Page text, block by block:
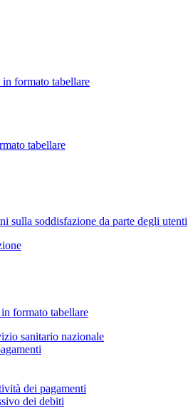
formato tabellare
tabellare
sulla soddisfazione da parte degli utenti
formato tabellare
sanitario nazionale
dei pagamenti
dei debiti